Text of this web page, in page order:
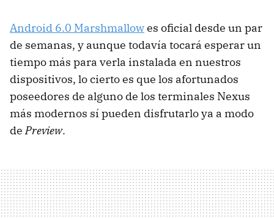
Android 6.0 Marshmallowes oficial desde un par
de semanas, y aunque todavía tocará esperar un
tiempo más para verla instalada en nuestros
dispositivos, lo cierto es que los afortunados
poseedores de alguno de los terminales Nexus
más modernos sí pueden disfrutarlo ya a modo
dePreview.